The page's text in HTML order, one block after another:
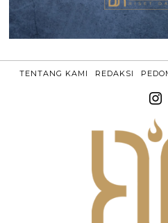
TENTANG KAMI REDAKSI